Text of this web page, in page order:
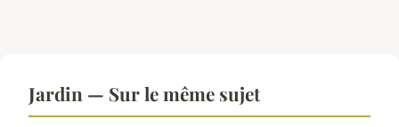
Jardin — Sur le même sujet